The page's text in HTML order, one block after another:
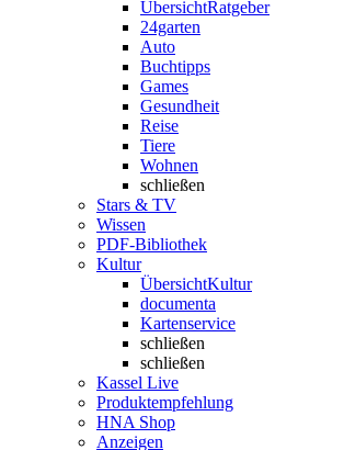
ÜbersichtRatgeber
24garten
Auto
Buchtipps
Games
Gesundheit
Reise
Tiere
Wohnen
schließen
Stars & TV
Wissen
PDF-Bibliothek
Kultur
ÜbersichtKultur
documenta
Kartenservice
schließen
schließen
Kassel Live
Produktempfehlung
HNA Shop
Anzeigen